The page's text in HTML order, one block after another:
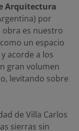
Arquitectura
por
obra es nuestro
un espacio
acorde a los
gran volumen
levitando sobre
de Villa Carlos
sierras sin